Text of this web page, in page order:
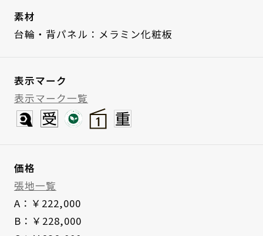
素材
台輪・背パネル：メラミン化粧板
表示マーク
表示マーク一覧
価格
張地一覧
A：￥222,000
B：￥228,000